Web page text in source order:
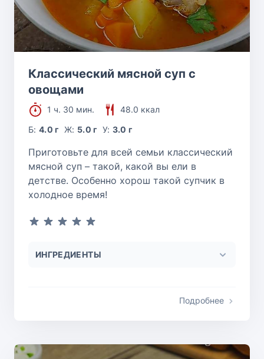
Классический мясной суп с
овощами
1 ч. 30 мин.
48.0 ккал
Б:4.0 г Ж: 5.0 г У: 3.0 г
Приготовьте для всей семьи классический
мясной суп – такой, какой вы ели в
детстве. Особенно хорош такой супчик в
холодное время!
ИНГРЕДИЕНТЫ
Подробнее